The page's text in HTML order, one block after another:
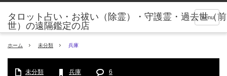
menu
タロット占い・お祓い（除霊）・守護霊・過去世（前
世）の遠隔鑑定の店
ホーム 未分類 兵庫
未分類 兵庫 6